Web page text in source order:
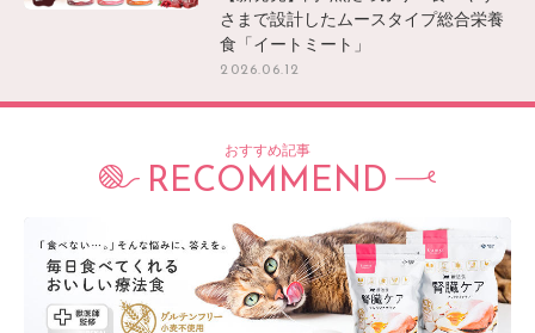
さまで設計したムースタイプ総合栄養
食「イートミート」
2026.06.12
おすすめ記事
RECOMMEND